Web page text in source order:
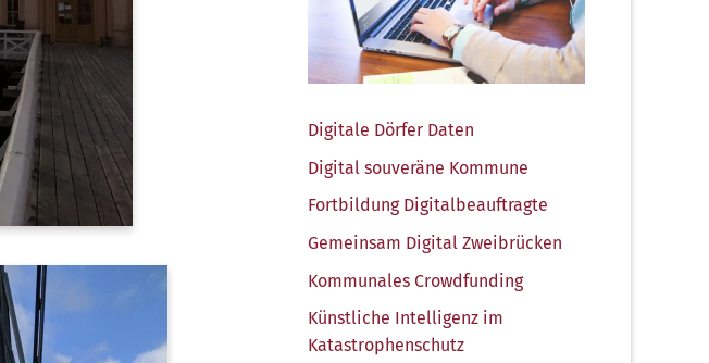
Digi­ta­le Dör­fer Daten
Digi­tal sou­ve­rä­ne Kommune
Fort­bil­dung Digitalbeauftragte
Gemein­sam Digi­tal Zweibrücken
Kom­mu­na­les Crowdfunding
Künst­li­che Intel­li­genz im
Katastrophenschutz